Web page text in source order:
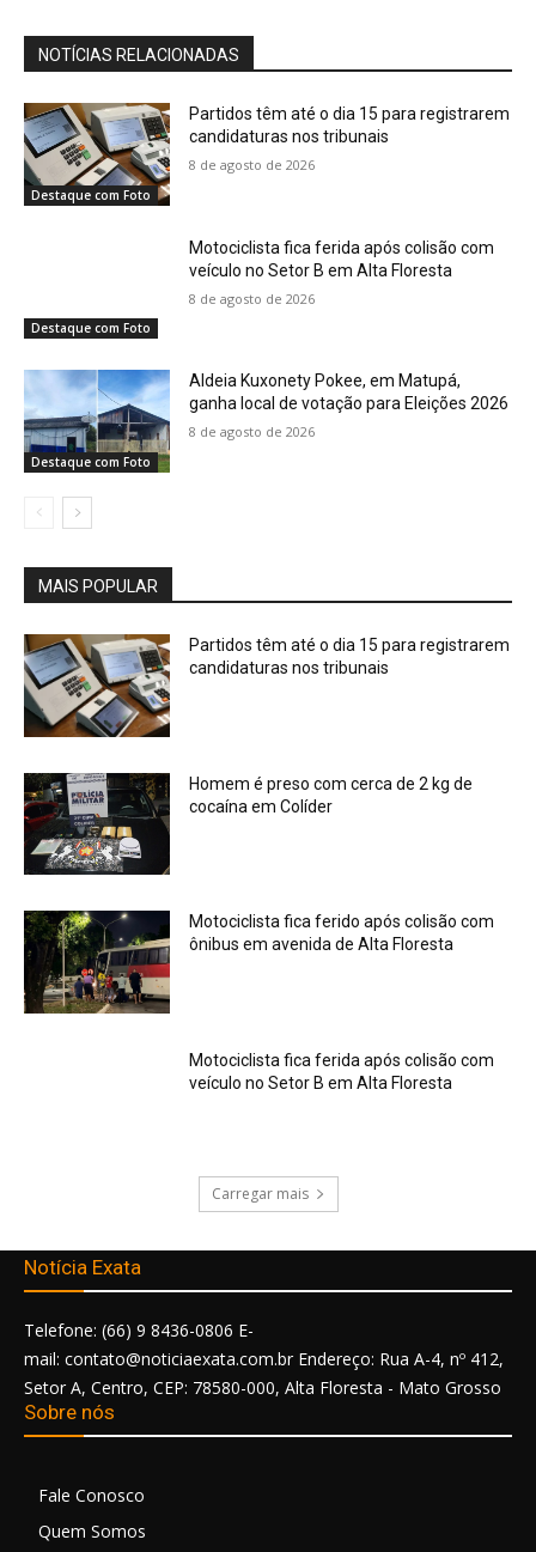
NOTÍCIAS RELACIONADAS
Destaque com Foto
Partidos têm até o dia 15 para registrarem
candidaturas nos tribunais
8 de agosto de 2026
Destaque com Foto
Motociclista fica ferida após colisão com
veículo no Setor B em Alta Floresta
8 de agosto de 2026
Destaque com Foto
Aldeia Kuxonety Pokee, em Matupá,
ganha local de votação para Eleições 2026
8 de agosto de 2026
MAIS POPULAR
Partidos têm até o dia 15 para registrarem
candidaturas nos tribunais
Homem é preso com cerca de 2 kg de
cocaína em Colíder
Motociclista fica ferido após colisão com
ônibus em avenida de Alta Floresta
Motociclista fica ferida após colisão com
veículo no Setor B em Alta Floresta
Carregar mais
Notícia Exata
Telefone: (66) 9 8436-0806 E-
mail: contato@noticiaexata.com.br Endereço: Rua A-4, nº 412,
Setor A, Centro, CEP: 78580-000, Alta Floresta - Mato Grosso
Sobre nós
Fale Conosco
Quem Somos